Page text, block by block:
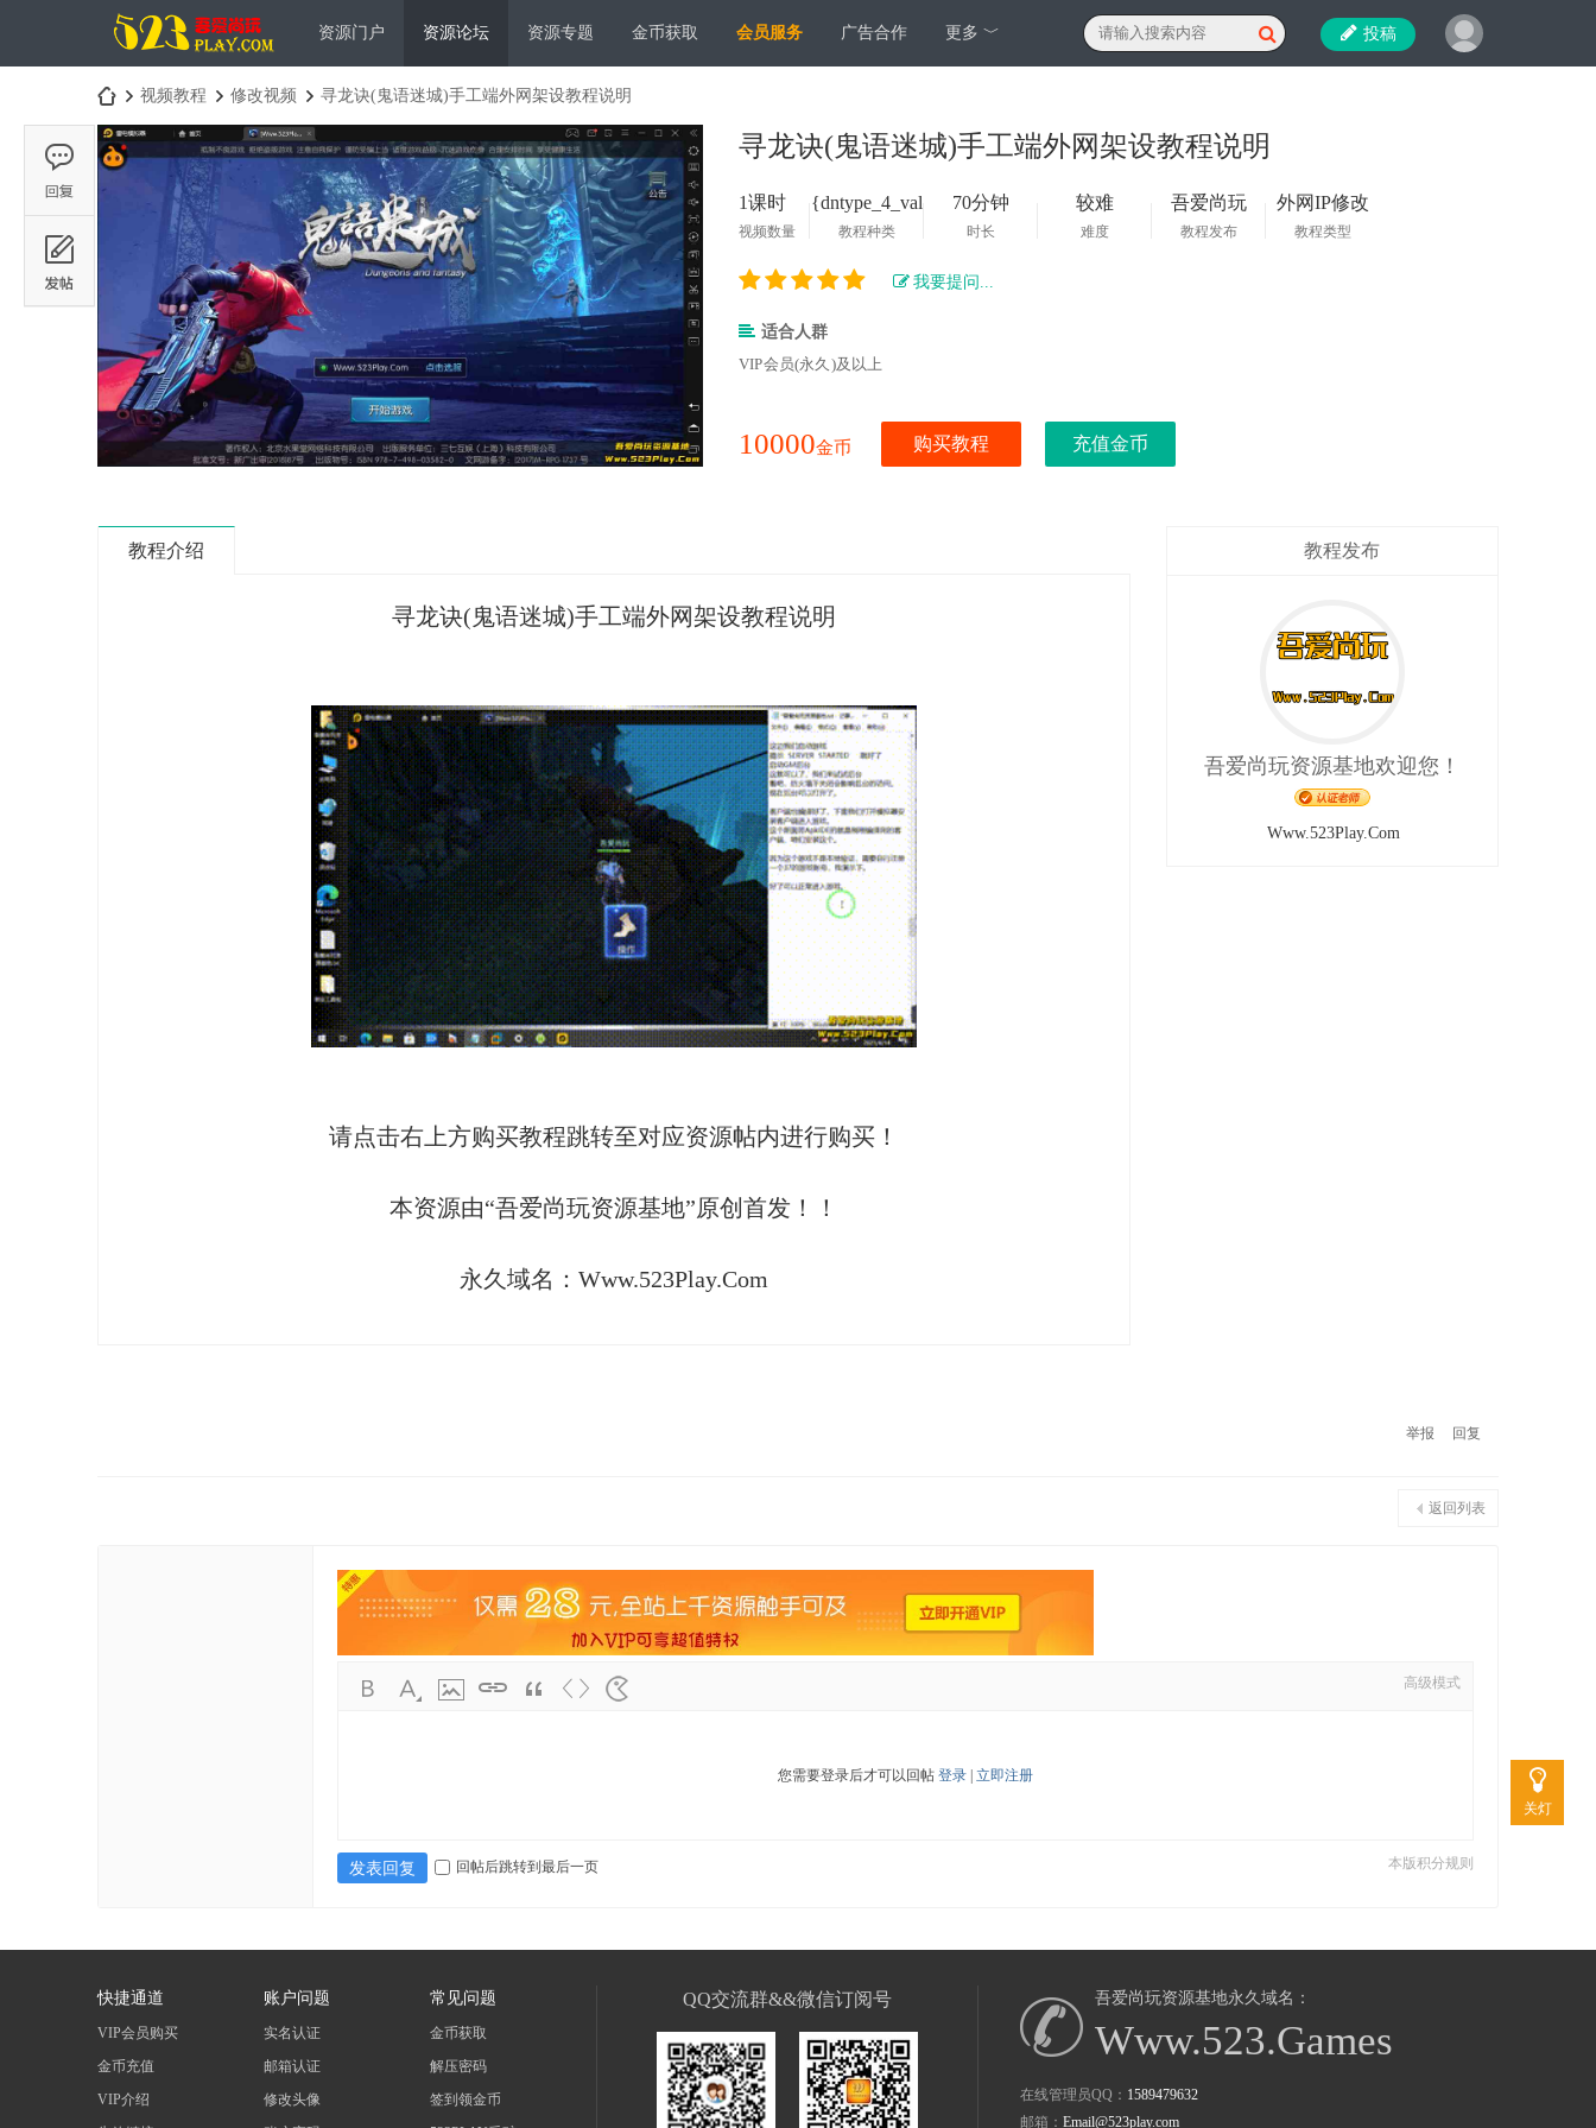
关灯
资源门户 资源论坛 资源专题 金币获取 会员服务 广告合作 更多 ﹀ 投稿
爱
视频教程
›
修改视频
›
寻龙诀(鬼语迷城)手工端外网架设教程说明
寻龙诀(鬼语迷城)手工端外网架设教程说明
1课时
视频数量
{dntype_4_val
ue}
教程种类
70分钟
时长
较难
难度
吾爱尚玩
教程发布
外网IP修改
教程类型
我要提问...
适合人群
VIP会员(永久)及以上
10000金币 购买教程 充值金币
教程介绍
寻龙诀(鬼语迷城)手工端外网架设教程说明
请点击右上方购买教程跳转至对应资源帖内进行购买！
本资源由“吾爱尚玩资源基地”原创首发！！
永久域名：Www.523Play.Com
教程发布
吾爱尚玩资源基地欢迎您！
Www.523Play.Com
回复
举报
返回列表
高级模式
您需要登录后才可以回帖 登录 立即注册
本版积分规则
发表回复 回帖后跳转到最后一页
快捷通道
VIP会员购买
金币充值
VIP介绍
账户问题
实名认证
邮箱认证
修改头像
常见问题
金币获取
解压密码
签到领金币
QQ交流群&&微信订阅号 吾爱尚玩资源基地永久域名：
Www.523.Games
在线管理员QQ： 1589479632
邮箱： Email@523play.com